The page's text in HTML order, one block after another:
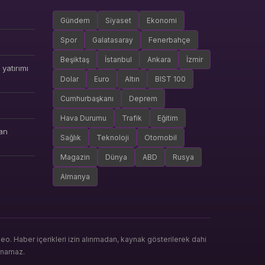
Gündem Siyaset Ekonomi
Spor Galatasaray Fenerbahçe
Beşiktaş İstanbul Ankara İzmir
Dolar Euro Altın BIST 100
Cumhurbaşkanı Deprem
Hava Durumu Trafik Eğitim
Sağlık Teknoloji Otomobil
Magazin Dünya ABD Rusya
Almanya
Haber içerikleri izin alınmadan, kaynak gösterilerek dahi